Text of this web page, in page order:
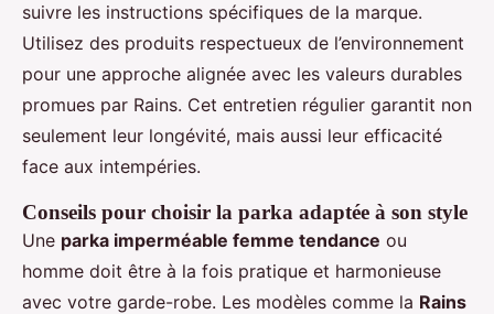
suivre les instructions spécifiques de la marque.
Utilisez des produits respectueux de l’environnement
pour une approche alignée avec les valeurs durables
promues par Rains. Cet entretien régulier garantit non
seulement leur longévité, mais aussi leur efficacité
face aux intempéries.
Conseils pour choisir la parka adaptée à son style
Une parka imperméable femme tendance ou
homme doit être à la fois pratique et harmonieuse
avec votre garde-robe. Les modèles comme la Rains